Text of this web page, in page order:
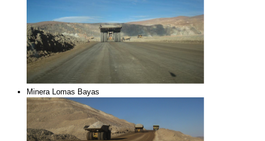
Minera Lomas Bayas